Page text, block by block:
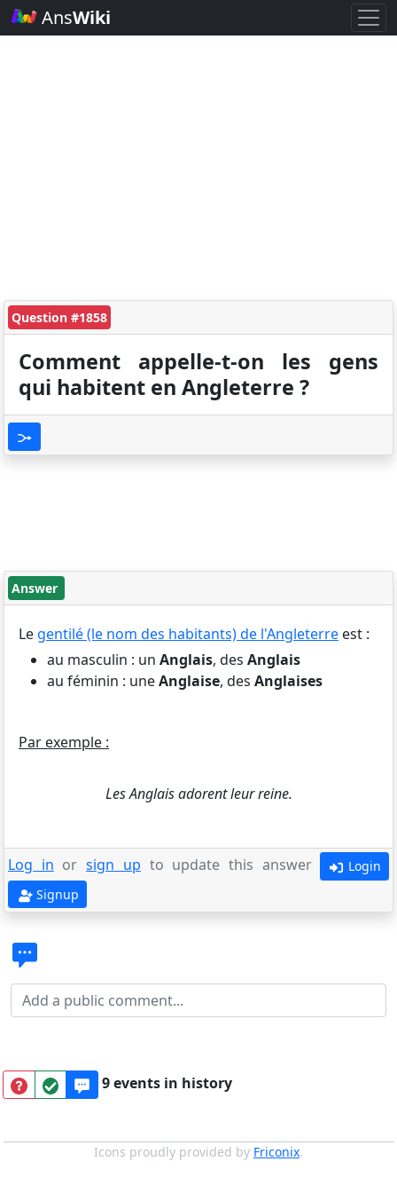
AnsWiki
Question #1858
Comment appelle-t-on les gens
qui habitent en Angleterre ?
Answer
Le gentilé (le nom des habitants) de l'Angleterre est :
au masculin : un Anglais, des Anglais
au féminin : uneAnglaise, des Anglaises
Par exemple :
Les Anglais adorent leur reine.
Log in orsign up to update this answer
Login
Signup
9 events in history
Icons proudly provided by Friconix.